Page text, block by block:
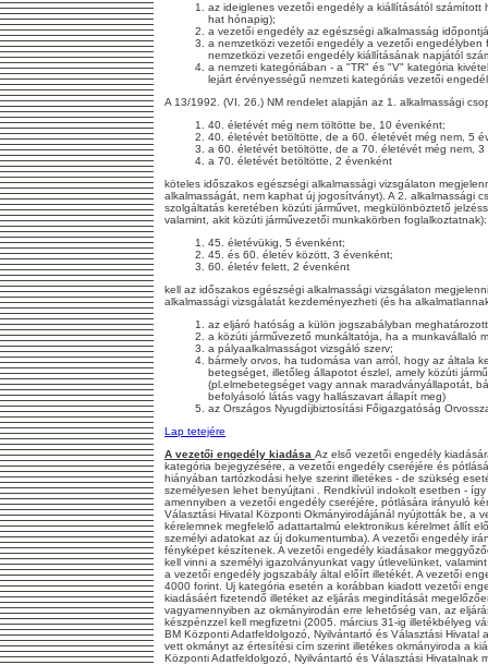
az ideiglenes vezetői engedély a kiállításától
hat hónapig);
a vezetői engedély az egészségi alkalmasság
a nemzetközi vezetői engedély a vezetői
nemzetközi vezetői engedély kiállításának napjától
a nemzeti kategóriában - a "TR" és "V" kategória
lejárt érvényességű nemzeti kategóriás vezetői
A 13/1992. (VI. 26.) NM rendelet alapján az 1. alkalmassági
40. életévét még nem töltötte be, 10 évenként;
40. életévét betöltötte, de a 60. életévét még nem, 5
a 60. életévét betöltötte, de a 70. életévét még nem, 3
a 70. életévét betöltötte, 2 évenként
köteles időszakos egészségi alkalmassági vizsgálaton
alkalmasságát, nem kaphat új jogosítványt). A 2. alkalmassági
szolgáltatás keretében közúti járművet, megkülönböztető
valamint, akit közúti járművezetői munkakörben foglalkoztatnak):
45. életévükig, 5 évenként;
45. és 60. életév között, 3 évenként;
60. életév felett, 2 évenként
kell az időszakos egészségi alkalmassági vizsgálaton
alkalmassági vizsgálatát kezdeményezheti (és ha
az eljáró hatóság a külön jogszabályban
a közúti járművezető munkáltatója, ha a munkavállaló
a pályaalkalmasságot vizsgáló szerv;
bármely orvos, ha tudomása van arról, hogy az általa
betegséget, illetőleg állapotot észlel, amely közúti
(pl.elmebetegséget vagy annak maradványállapotát,
befolyásoló látás vagy hallászavart állapít meg)
az Országos Nyugdíjbiztosítási Főigazgatóság
Lap tetejére
A vezetői engedély kiadása Az első vezetői engedély
kategória bejegyzésére, a vezetői engedély cseréjére és
hiányában tartózkodási helye szerint illetékes - de szükség
személyesen lehet benyújtani . Rendkívül indokolt esetben -
amennyiben a vezetői engedély cseréjére, pótlására irányuló
Választási Hivatal Központi Okmányirodájánál nyújtották be, a
kérelemnek megfelelő adattartalmú elektronikus kérelmet állít
személyi adatokat az új dokumentumba). A vezetői engedély
fényképet készítenek. A vezetői engedély kiadásakor
kell vinni a személyi igazolványunkat vagy útlevelünket,
a vezetői engedély jogszabály által előírt illetékét. A vezetői
4000 forint. Új kategória esetén a korábban kiadott vezetői
kiadásáért fizetendő illetéket az eljárás megindítását
vagyamennyiben az okmányirodán erre lehetőség van, az
készpénzzel kell megfizetni (2005. március 31-ig illetékbélyeg
BM Központi Adatfeldolgozó, Nyilvántartó és Választási
vett okmányt az értesítési cím szerint illetékes okmányiroda a
Központi Adatfeldolgozó, Nyilvántartó és Választási Hivatalnak